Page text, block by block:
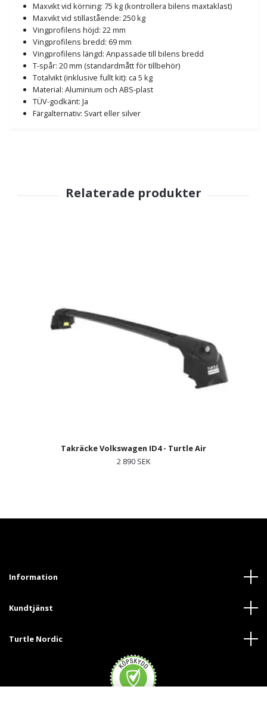
Maxvikt vid körning: 75 kg (kontrollera bilens maxtaklast)
Maxvikt vid stillastående: 250 kg
Vingprofilens höjd: 22 mm
Vingprofilens bredd: 69 mm
Vingprofilens längd: Anpassade till bilens bredd
T-spår: 20 mm (standardmått för tillbehör)
Totalvikt (inklusive fullt kit): ca 5 kg
Material: Aluminium och ABS-plast
TÜV-godkänt: Ja
Färgalternativ: Svart eller silver
Takräcke Volkswagen ID4 - Turtle Air
2 890 SEK
Information
Kundtjänst
Turtle Nordic